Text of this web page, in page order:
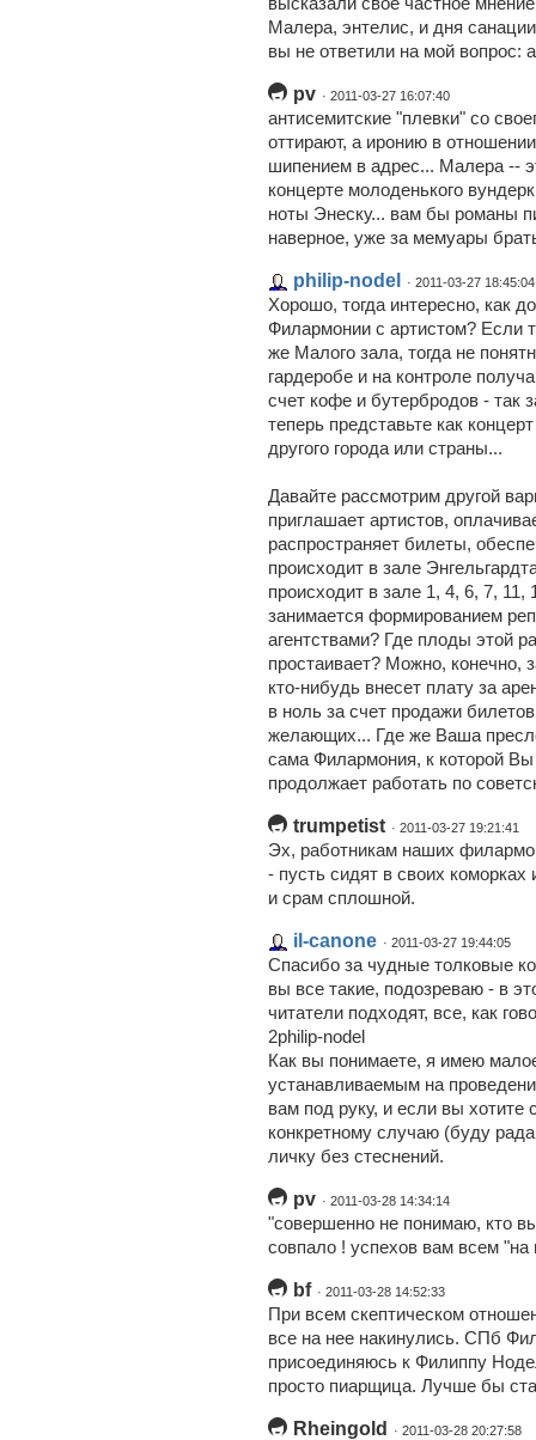
Малера, энтелис, и дня
вы не ответили на мой вопрос:
pv · 2011-03-27 16:07:40
антисемитские "плевки" со
оттирают, а иронию в
шипением в адрес... Малера --
концерте молоденького
ноты Энеску... вам бы романы
наверное, уже за мемуары
philip-nodel · 2011-03-27 18:45:04
Хорошо, тогда интересно, как
Филармонии с артистом? Если
же Малого зала, тогда не
гардеробе и на контроле
счет кофе и бутербродов - так
теперь представьте как
другого города или страны...
Давайте рассмотрим другой
приглашает артистов,
распространяет билеты,
происходит в зале
происходит в зале 1, 4, 6, 7,
занимается формированием
агентствами? Где плоды этой
простаивает? Можно, конечно,
кто-нибудь внесет плату за
в ноль за счет продажи
желающих... Где же Ваша
сама Филармония, к которой
продолжает работать по
trumpetist · 2011-03-27 19:21:41
Эх, работникам наших
- пусть сидят в своих
и срам сплошной.
il-canone · 2011-03-27 19:44:05
Спасибо за чудные толковые
вы все такие, подозреваю - в
читатели подходят, все, как
2philip-nodel
Как вы понимаете, я имею
устанавливаемым на
вам под руку, и если вы хотите
конкретному случаю (буду
личку без стеснений.
pv · 2011-03-28 14:34:14
"совершенно не понимаю, кто
совпало ! успехов вам всем "на
bf · 2011-03-28 14:52:33
При всем скептическом
все на нее накинулись. СПб
присоединяюсь к Филиппу
просто пиарщица. Лучше бы
Rheingold · 2011-03-28 20:27:58